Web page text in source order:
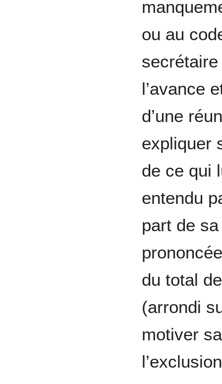
ou au
l’avance
d’une
expliquer
de ce qui
entendu
part de
du total
(arrondi
motiver